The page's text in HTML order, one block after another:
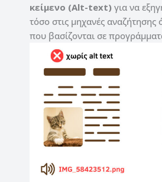
κείμενο (Alt-text) για να
τόσο στις μηχανές αναζήτησης
που βασίζονται σε